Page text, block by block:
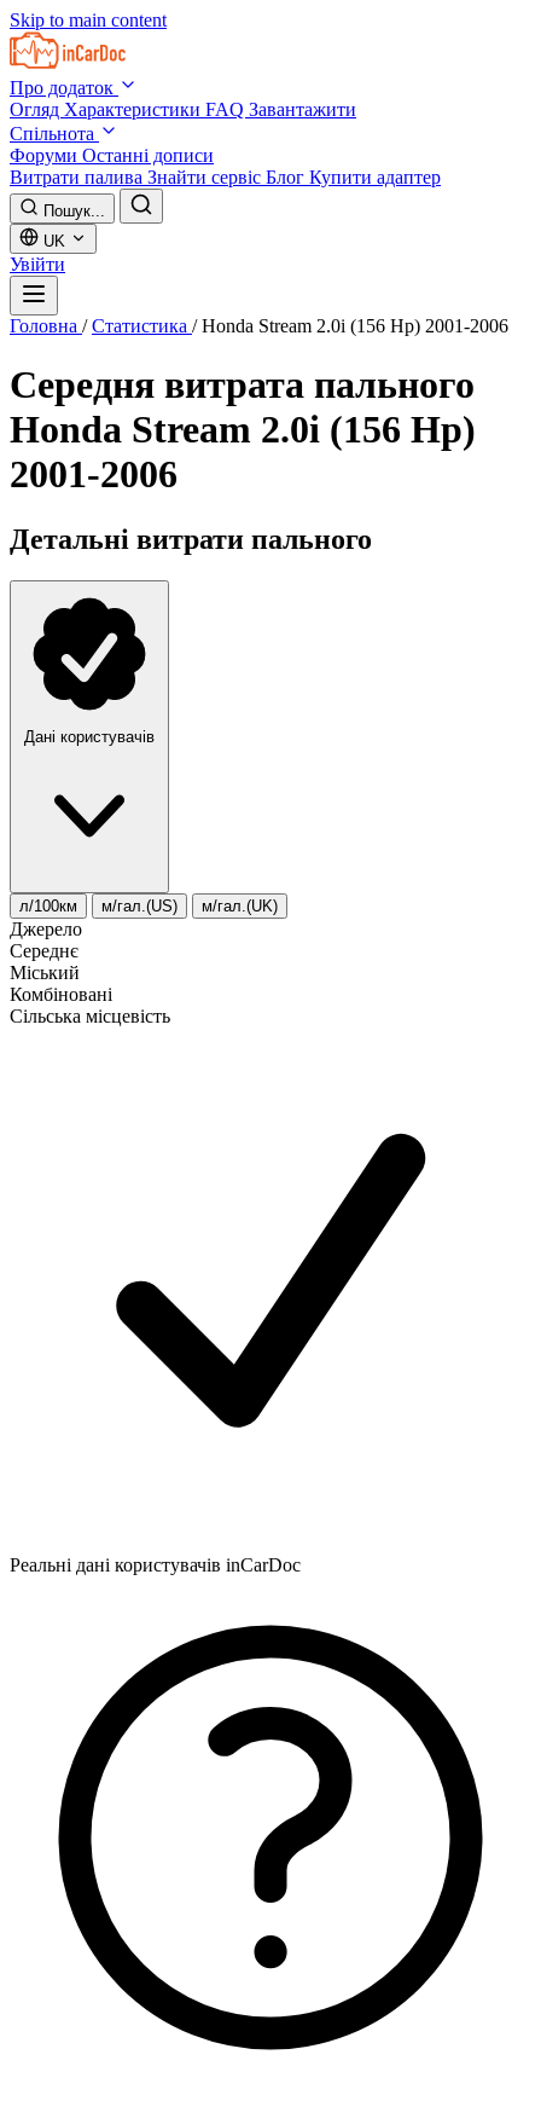
Skip to main content
Про додаток
Огляд Характеристики FAQ Завантажити
Спільнота
Форуми Останні дописи
Витрати палива Знайти сервіс Блог Купити адаптер
Пошук...
UK
Увійти
Головна / Статистика / Honda Stream 2.0i (156 Hp) 2001-2006
Середня витрата пального
Honda Stream 2.0i (156 Hp)
2001-2006
Детальні витрати пального
Дані користувачів
л/100км м/гал.(US) м/гал.(UK)
Джерело
Середнє
Міський
Комбіновані
Сільська місцевість
Реальні дані користувачів inCarDoc